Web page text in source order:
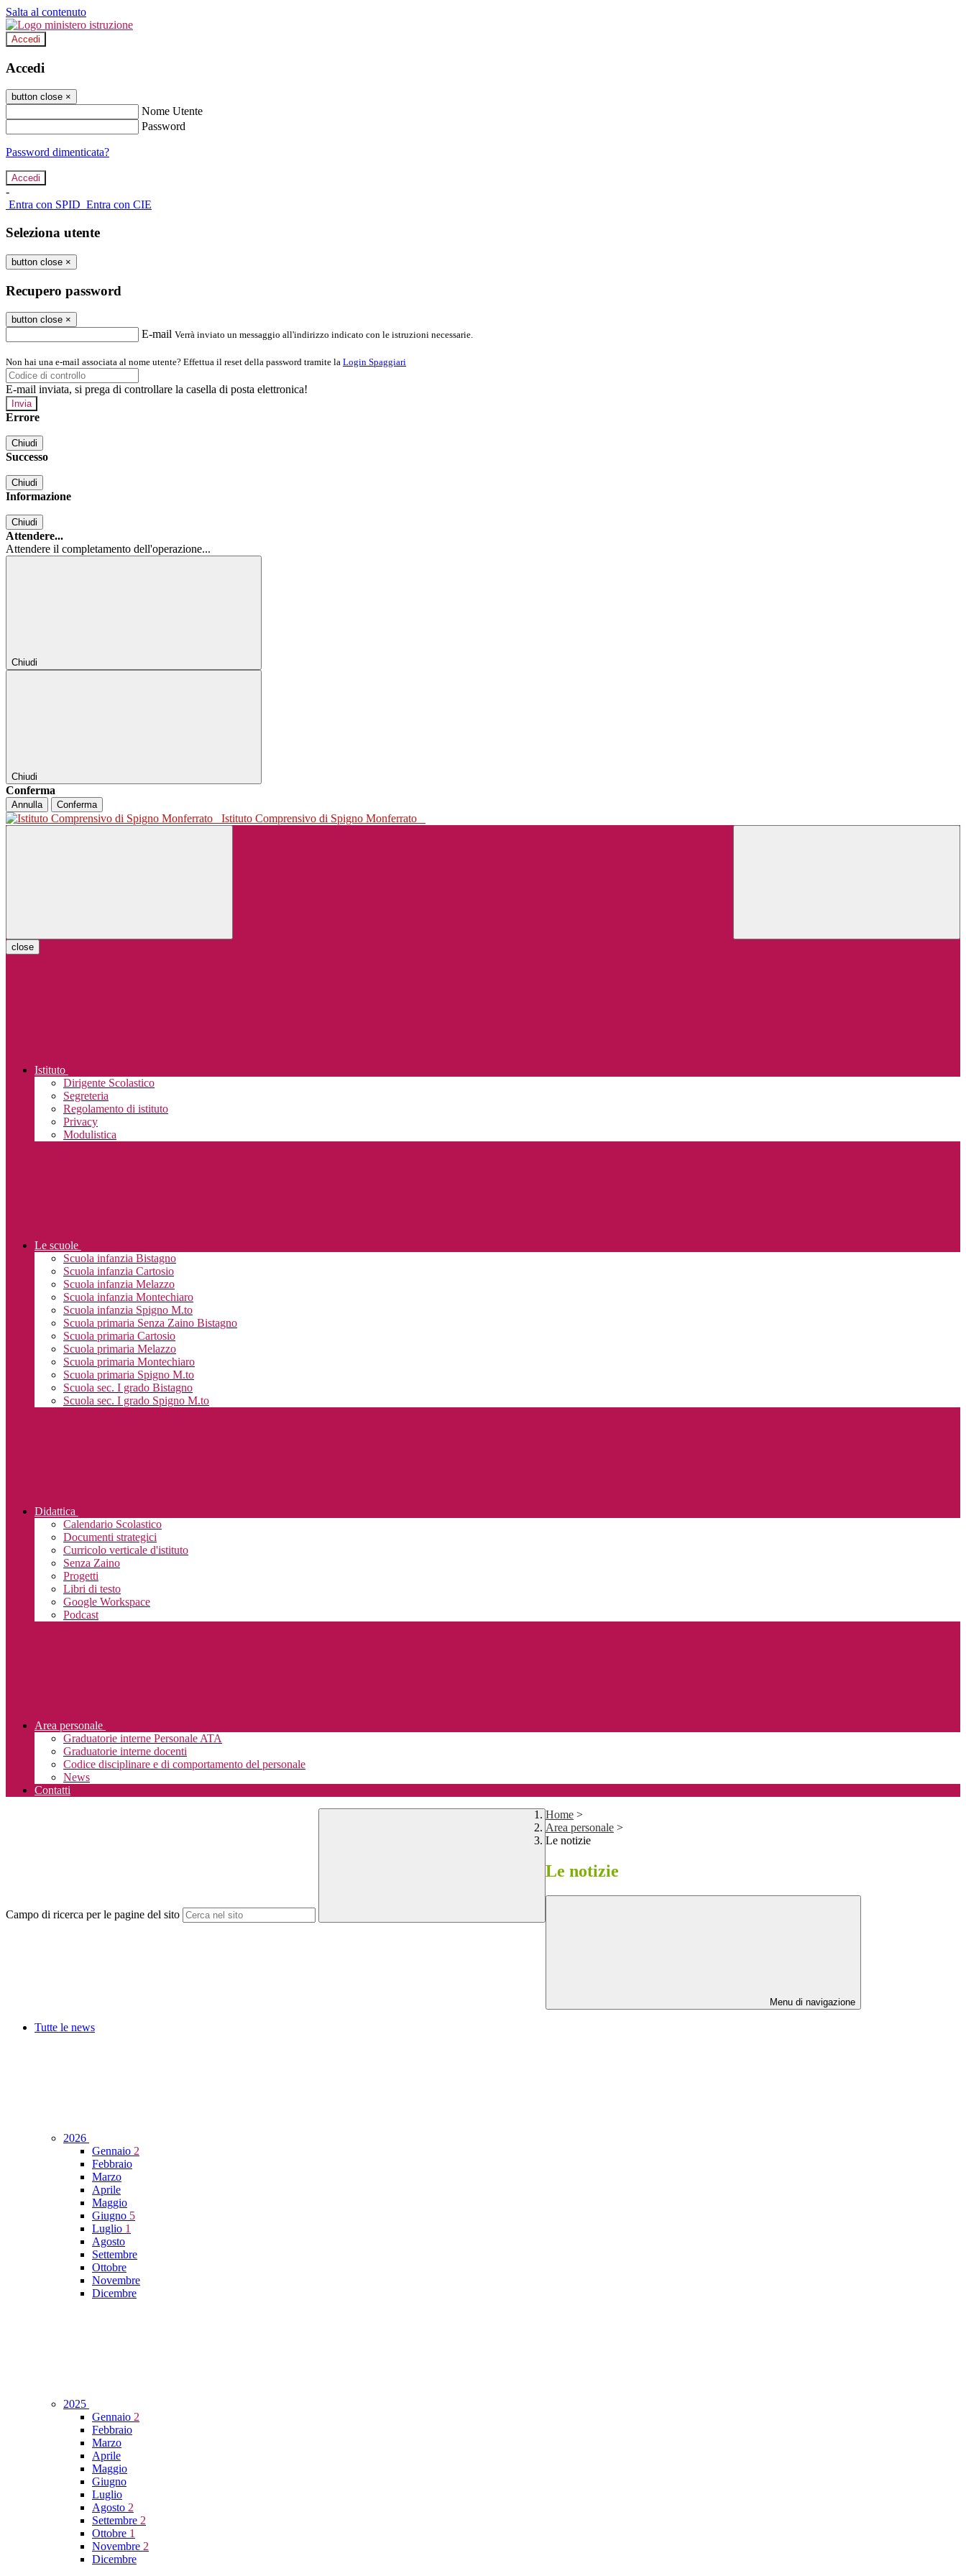
Salta al contenuto
Accedi
Accedi
button close ×
Nome Utente
Password
Password dimenticata?
-
Entra con SPID Entra con CIE
Seleziona utente
button close ×
Recupero password
button close ×
E-mail Verrà inviato un messaggio all'indirizzo indicato con le istruzioni necessarie.
Non hai una e-mail associata al nome utente? Effettua il reset della password tramite la Login Spaggiari
E-mail inviata, si prega di controllare la casella di posta elettronica!
Errore
Chiudi
Successo
Chiudi
Informazione
Chiudi
Attendere...
Attendere il completamento dell'operazione...
Chiudi
Chiudi
Conferma
Annulla Conferma
Istituto Comprensivo di Spigno Monferrato
close
Istituto
Dirigente Scolastico
Segreteria
Regolamento di istituto
Privacy
Modulistica
Le scuole
Scuola infanzia Bistagno
Scuola infanzia Cartosio
Scuola infanzia Melazzo
Scuola infanzia Montechiaro
Scuola infanzia Spigno M.to
Scuola primaria Senza Zaino Bistagno
Scuola primaria Cartosio
Scuola primaria Melazzo
Scuola primaria Montechiaro
Scuola primaria Spigno M.to
Scuola sec. I grado Bistagno
Scuola sec. I grado Spigno M.to
Didattica
Calendario Scolastico
Documenti strategici
Curricolo verticale d'istituto
Senza Zaino
Progetti
Libri di testo
Google Workspace
Podcast
Area personale
Graduatorie interne Personale ATA
Graduatorie interne docenti
Codice disciplinare e di comportamento del personale
News
Contatti
Campo di ricerca per le pagine del sito
Home >
Area personale >
Le notizie
Le notizie
Menu di navigazione
Tutte le news
2026
Gennaio 2
Febbraio
Marzo
Aprile
Maggio
Giugno 5
Luglio 1
Agosto
Settembre
Ottobre
Novembre
Dicembre
2025
Gennaio 2
Febbraio
Marzo
Aprile
Maggio
Giugno
Luglio
Agosto 2
Settembre 2
Ottobre 1
Novembre 2
Dicembre